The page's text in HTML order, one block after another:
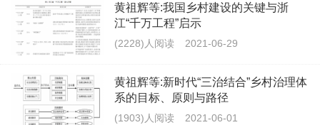
黄祖辉等:我国乡村建设的关键与浙
江“千万工程”启示
(2228)人阅读 2021-06-29
黄祖辉等:新时代“三治结合”乡村治理体
系的目标、原则与路径
(1903)人阅读 2021-06-01